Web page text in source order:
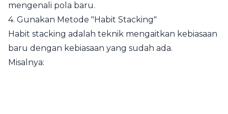
mengenali pola baru.
4. Gunakan Metode "Habit Stacking"
Habit stacking adalah teknik mengaitkan kebiasaan
baru dengan kebiasaan yang sudah ada.
Misalnya: